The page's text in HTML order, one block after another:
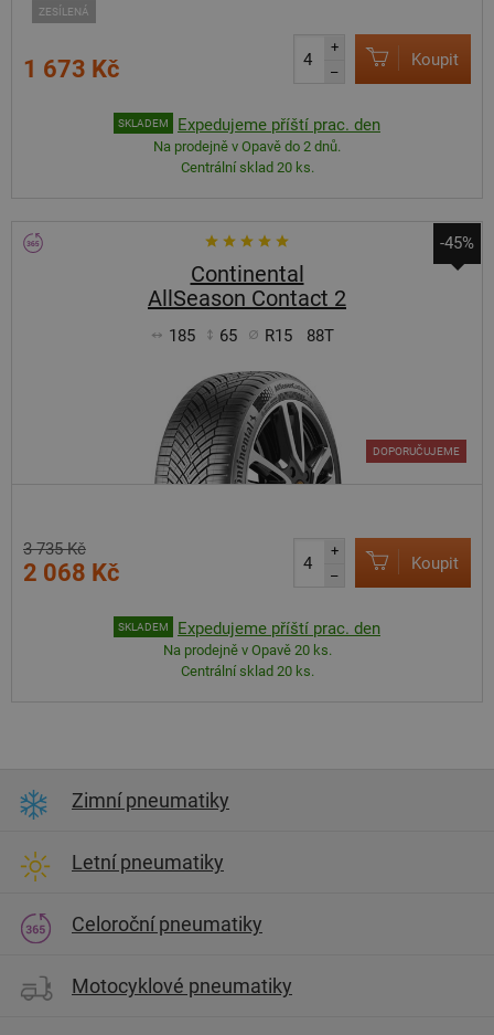
ZESÍLENÁ
1 673 Kč
+
–
Koupit
SKLADEM Expedujeme příští prac. den
Na prodejně v Opavě do 2 dnů.
Centrální sklad 20 ks.
-45%
Continental
AllSeason Contact 2
185 65 R15 88T
DOPORUČUJEME
3 735 Kč
2 068 Kč
+
–
Koupit
SKLADEM Expedujeme příští prac. den
Na prodejně v Opavě 20 ks.
Centrální sklad 20 ks.
Zimní pneumatiky
Letní pneumatiky
Celoroční pneumatiky
Motocyklové pneumatiky